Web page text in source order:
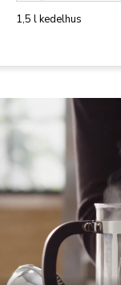
1,5 l kedelhus